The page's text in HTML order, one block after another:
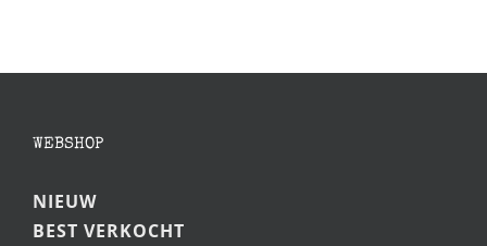
WEBSHOP
NIEUW
BEST VERKOCHT